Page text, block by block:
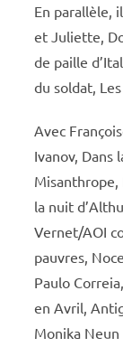
En parallèle,
et Juliette,
de paille
du soldat, Les
Avec
Ivanov, Dans
Misanthrope,
la nuit
Vernet/AOI
pauvres,
Paulo
en Avril,
Monika Neun